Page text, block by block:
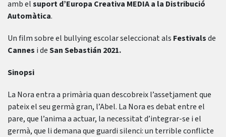
amb elsuport d’Europa Creativa MEDIA a la Distribució
Automàtica.
Un film sobre el bullying escolar seleccionat als Festivalsde
Cannes i deSan Sebastián 2021.
Sinopsi
La Nora entra a primària quan descobreix l’assetjament que
pateix el seu germà gran, l’Abel. La Nora es debat entre el
pare, que l’anima a actuar, la necessitat d’integrar-se i el
germà, que li demana que guardi silenci: un terrible conflicte